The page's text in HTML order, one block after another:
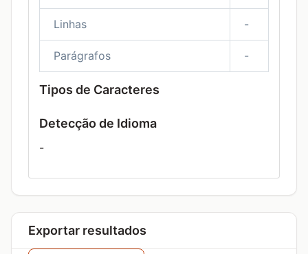
Linhas -
Parágrafos -
Tipos de Caracteres
Detecção de Idioma
-
Exportar resultados